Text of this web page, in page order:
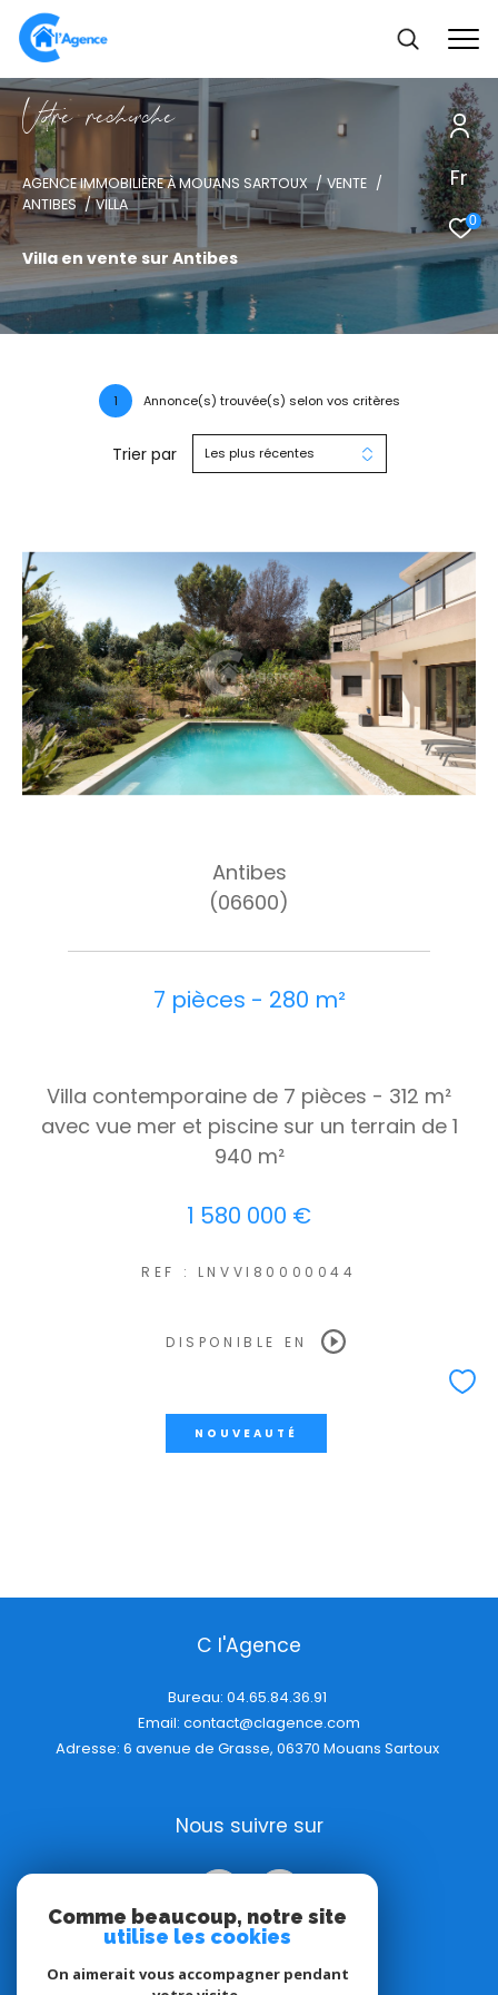
Fr
0
Vore recece
AGENCE IMMOBILIÈRE À MOUANS SARTOUX
VENTE
ANTIBES
VILLA
Villa en vente sur Antibes
1 Annonce(s) trouvée(s) selon vos critères
Trier par Les plus récentes
Antibes
(06600)
7 pièces - 280 m²
Villa contemporaine de 7 pièces - 312 m²
avec vue mer et piscine sur un terrain de 1
940 m²
1 580 000 €
REF : LNVVI80000044
DISPONIBLE EN
NOUVEAUTÉ
C l'Agence
Bureau: 04.65.84.36.91
Email: contact@clagence.com
Adresse: 6 avenue de Grasse, 06370 Mouans Sartoux
Nous suivre sur
Comme beaucoup, notre site
utilise les cookies
On aimerait vous accompagner pendant